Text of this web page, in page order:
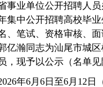
业单位公开招聘人员
集中公开招聘高校毕
、笔试、资格审核、
亿瀚同志为汕尾市城区
，现予以公示（名单见
年6月6日至6月12日